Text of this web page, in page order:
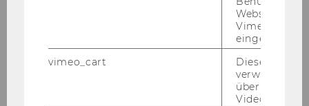
Websites, auf
Vimeo-Video
eingebettet
vimeo_cart
Dieses
verwendet,
überprüfen,
Video